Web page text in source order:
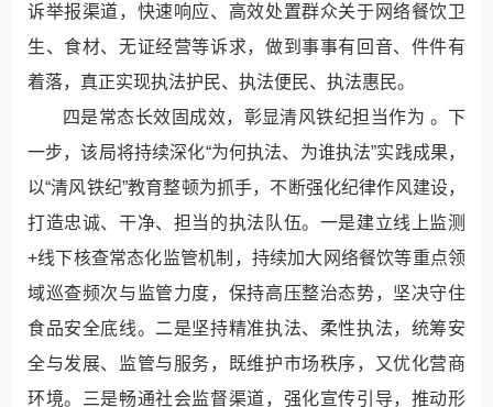
诉举报渠道，快速响应、高效处置群众关于网络餐饮卫
生、食材、无证经营等诉求，做到事事有回音、件件有
着落，真正实现执法护民、执法便民、执法惠民。
四是常态长效固成效，彰显清风铁纪担当作为 。下
一步，该局将持续深化“为何执法、为谁执法”实践成果，
以“清风铁纪”教育整顿为抓手，不断强化纪律作风建设，
打造忠诚、干净、担当的执法队伍。一是建立线上监测
+线下核查常态化监管机制，持续加大网络餐饮等重点领
域巡查频次与监管力度，保持高压整治态势，坚决守住
食品安全底线。二是坚持精准执法、柔性执法，统筹安
全与发展、监管与服务，既维护市场秩序，又优化营商
环境。三是畅通社会监督渠道，强化宣传引导，推动形